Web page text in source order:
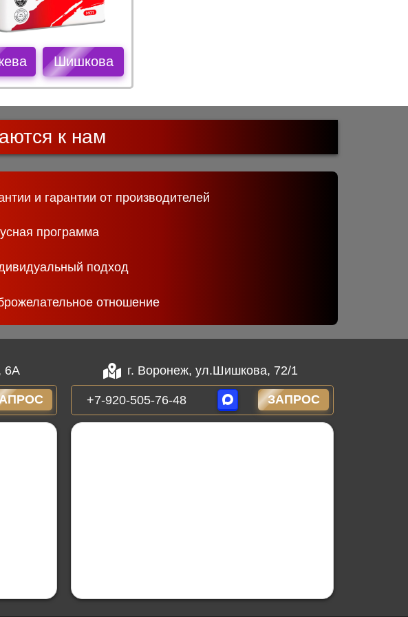
Шишкова
к нам
и гарантии от производителей
программа
подход
отношение
6А г. Воронеж, ул.Шишкова, 72/1
+7-920-505-76-48 ЗАПРОС